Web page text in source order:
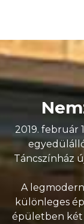
2019. február
Táncszínház
A
különleges
épületben két